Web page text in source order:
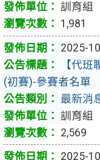
訓育組
1,981
2025-
【代
(初賽)-參賽者名單
最新消
訓育組
2,569
2025-